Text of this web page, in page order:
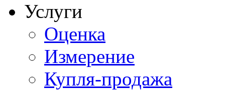
Услуги
Оценка
Измерение
Купля-продажа